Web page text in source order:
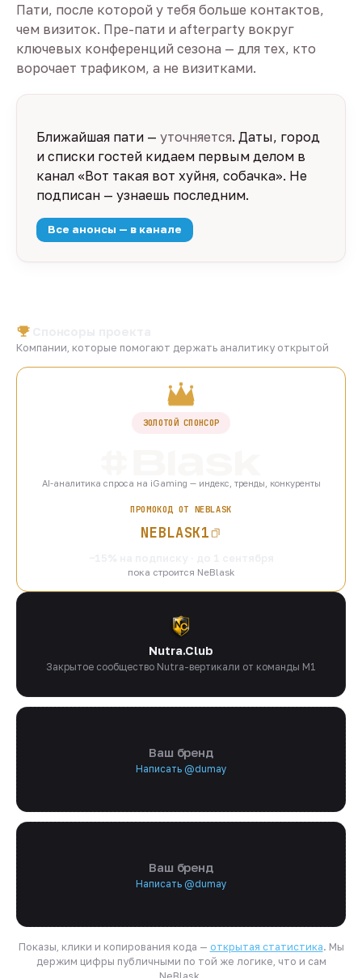
Пати, после которой у тебя больше контактов,
чем визиток. Пре-пати и afterparty вокруг
ключевых конференций сезона — для тех, кто
ворочает трафиком, а не визитками.
Ближайшая пати — уточняется. Даты, город
и списки гостей кидаем первым делом в
канал «Вот такая вот хуйня, собачка». Не
подписан — узнаешь последним.
Все анонсы — в канале
Компании, которые помогают держать аналитику открытой
ЗОЛОТОЙ СПОНСОР
AI-аналитика спроса на iGaming — индекс, тренды, конкуренты
ПРОМОКОД ОТ NEBLASK
NEBLASK1
пока строится NeBlask
Nutra.Club
Закрытое сообщество Nutra-вертикали от команды M1
Ваш бренд
Написать @dumay
Ваш бренд
Написать @dumay
Показы, клики и копирования кода — открытая статистика. Мы
держим цифры публичными по той же логике, что и сам